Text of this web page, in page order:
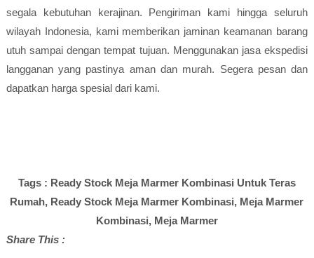
segala kebutuhan kerajinan. Pengiriman kami hingga seluruh
wilayah Indonesia, kami memberikan jaminan keamanan barang
utuh sampai dengan tempat tujuan. Menggunakan jasa ekspedisi
langganan yang pastinya aman dan murah. Segera pesan dan
dapatkan harga spesial dari kami.
Tags : Ready Stock Meja Marmer Kombinasi Untuk Teras
Rumah, Ready Stock Meja Marmer Kombinasi, Meja Marmer
Kombinasi, Meja Marmer
Share This :